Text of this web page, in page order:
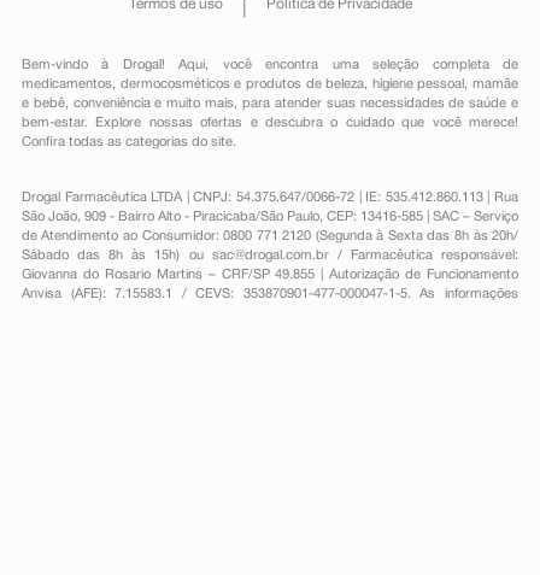
Termos de uso Política de Privacidade
Bem-vindo à Drogal! Aqui, você encontra uma seleção completa de
medicamentos , dermocosméticos e produtos de beleza, higiene pessoal ,mamãe
e bebê, conveniênciae muito mais, para atender suas necessidades de saúde e
bem-estar. Explore nossas ofertas e descubra o cuidado que você merece!
Confira todas as categorias do site.
Drogal Farmacêutica LTDA | CNPJ: 54.375.647/0066-72 | IE: 535.412.860.113 | Rua
São João, 909 - Bairro Alto - Piracicaba/São Paulo, CEP: 13416-585 | SAC – Serviço
de Atendimento ao Consumidor: 0800 771 2120 (Segunda à Sexta das 8h às 20h/
Sábado das 8h às 15h) ou sac@drogal.com.br/ Farmacêutica responsável:
Giovanna do Rosario Martins – CRF/SP 49.855 | Autorização de Funcionamento
Anvisa (AFE): 7.15583.1 / CEVS: 353870901-477-000047-1-5. As informações